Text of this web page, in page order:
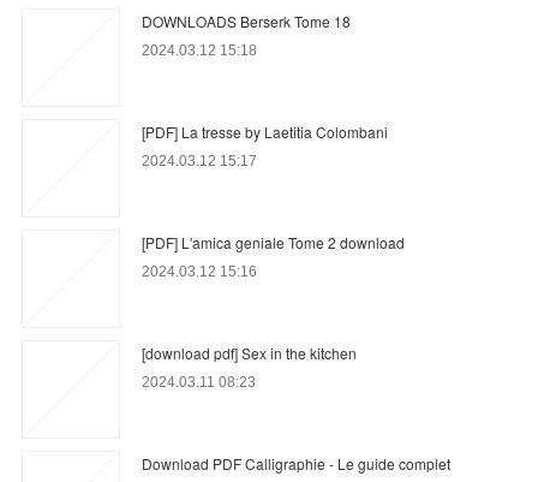
DOWNLOADS Berserk Tome 18
2024.03.12 15:18
[PDF] La tresse by Laetitia Colombani
2024.03.12 15:17
[PDF] L'amica geniale Tome 2 download
2024.03.12 15:16
[download pdf] Sex in the kitchen
2024.03.11 08:23
Download PDF Calligraphie - Le guide complet